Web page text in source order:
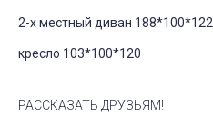
2-х местный диван 188*100*122
кресло 103*100*120
РАССКАЗАТЬ ДРУЗЬЯМ!